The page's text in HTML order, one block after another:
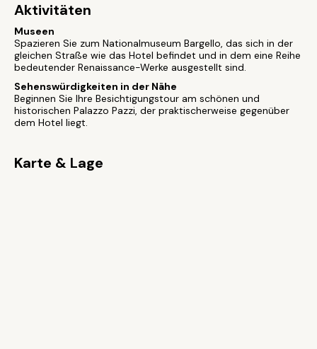
Aktivitäten
Museen
Spazieren Sie zum Nationalmuseum Bargello, das sich in der
gleichen Straße wie das Hotel befindet und in dem eine Reihe
bedeutender Renaissance-Werke ausgestellt sind.
Sehenswürdigkeiten in der Nähe
Beginnen Sie Ihre Besichtigungstour am schönen und
historischen Palazzo Pazzi, der praktischerweise gegenüber
dem Hotel liegt.
Karte & Lage